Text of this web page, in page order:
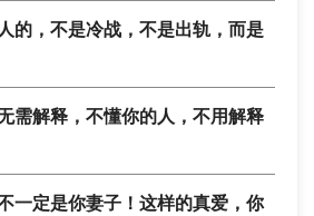
的，不是冷战，不是出轨，而是
需解释，不懂你的人，不用解释
一定是你妻子！这样的真爱，你